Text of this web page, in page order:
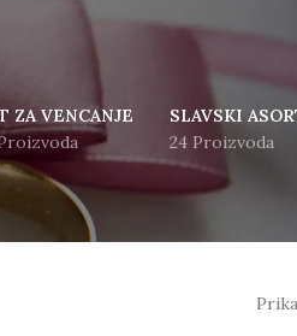
ZA VENCANJE
SLAVSKI
24 Proizvoda